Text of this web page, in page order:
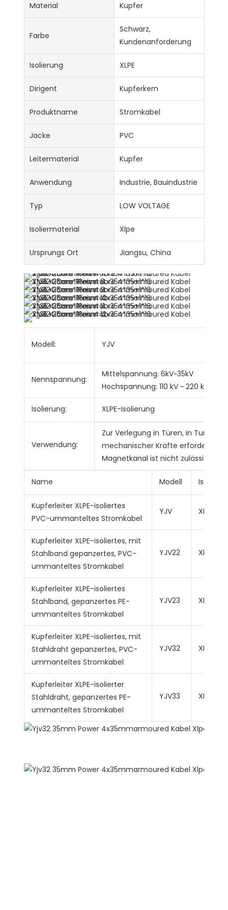
Material Kupfer
Farbe
Schwarz,
Kundenanforderung
Isolierung XLPE
Dirigent Kupferkern
Produktname Stromkabel
Jacke PVC
Leitermaterial Kupfer
Anwendung Industrie, Bauindustrie
Typ LOW VOLTAGE
Isoliermaterial Xlpe
Ursprungs Ort Jiangsu, China
Modell: YJV
Nennspannung:
Mittelspannung: 6kV~35kV
Hochspannung: 110 kV ~ 220 kV
Isolierung: XLPE-Isolierung
Verwendung:
Zur Verlegung in Türen, in
mechanischer Kräfte erforderlich.
Magnetkanal ist nicht zulässig
Name Modell
Kupferleiter XLPE-isoliertes
PVC-ummanteltes Stromkabel
YJV XLPE
Kupferleiter XLPE-isoliertes, mit
Stahlband gepanzertes, PVC-
ummanteltes Stromkabel
YJV22 XLPE
Kupferleiter XLPE-isoliertes
Stahlband, gepanzertes PE-
ummanteltes Stromkabel
YJV23 XLPE
Kupferleiter XLPE-isoliertes, mit
Stahldraht gepanzertes, PVC-
ummanteltes Stromkabel
YJV32 XLPE
Kupferleiter XLPE-isolierter
Stahldraht, gepanzertes PE-
ummanteltes Stromkabel
YJV33 XLPE